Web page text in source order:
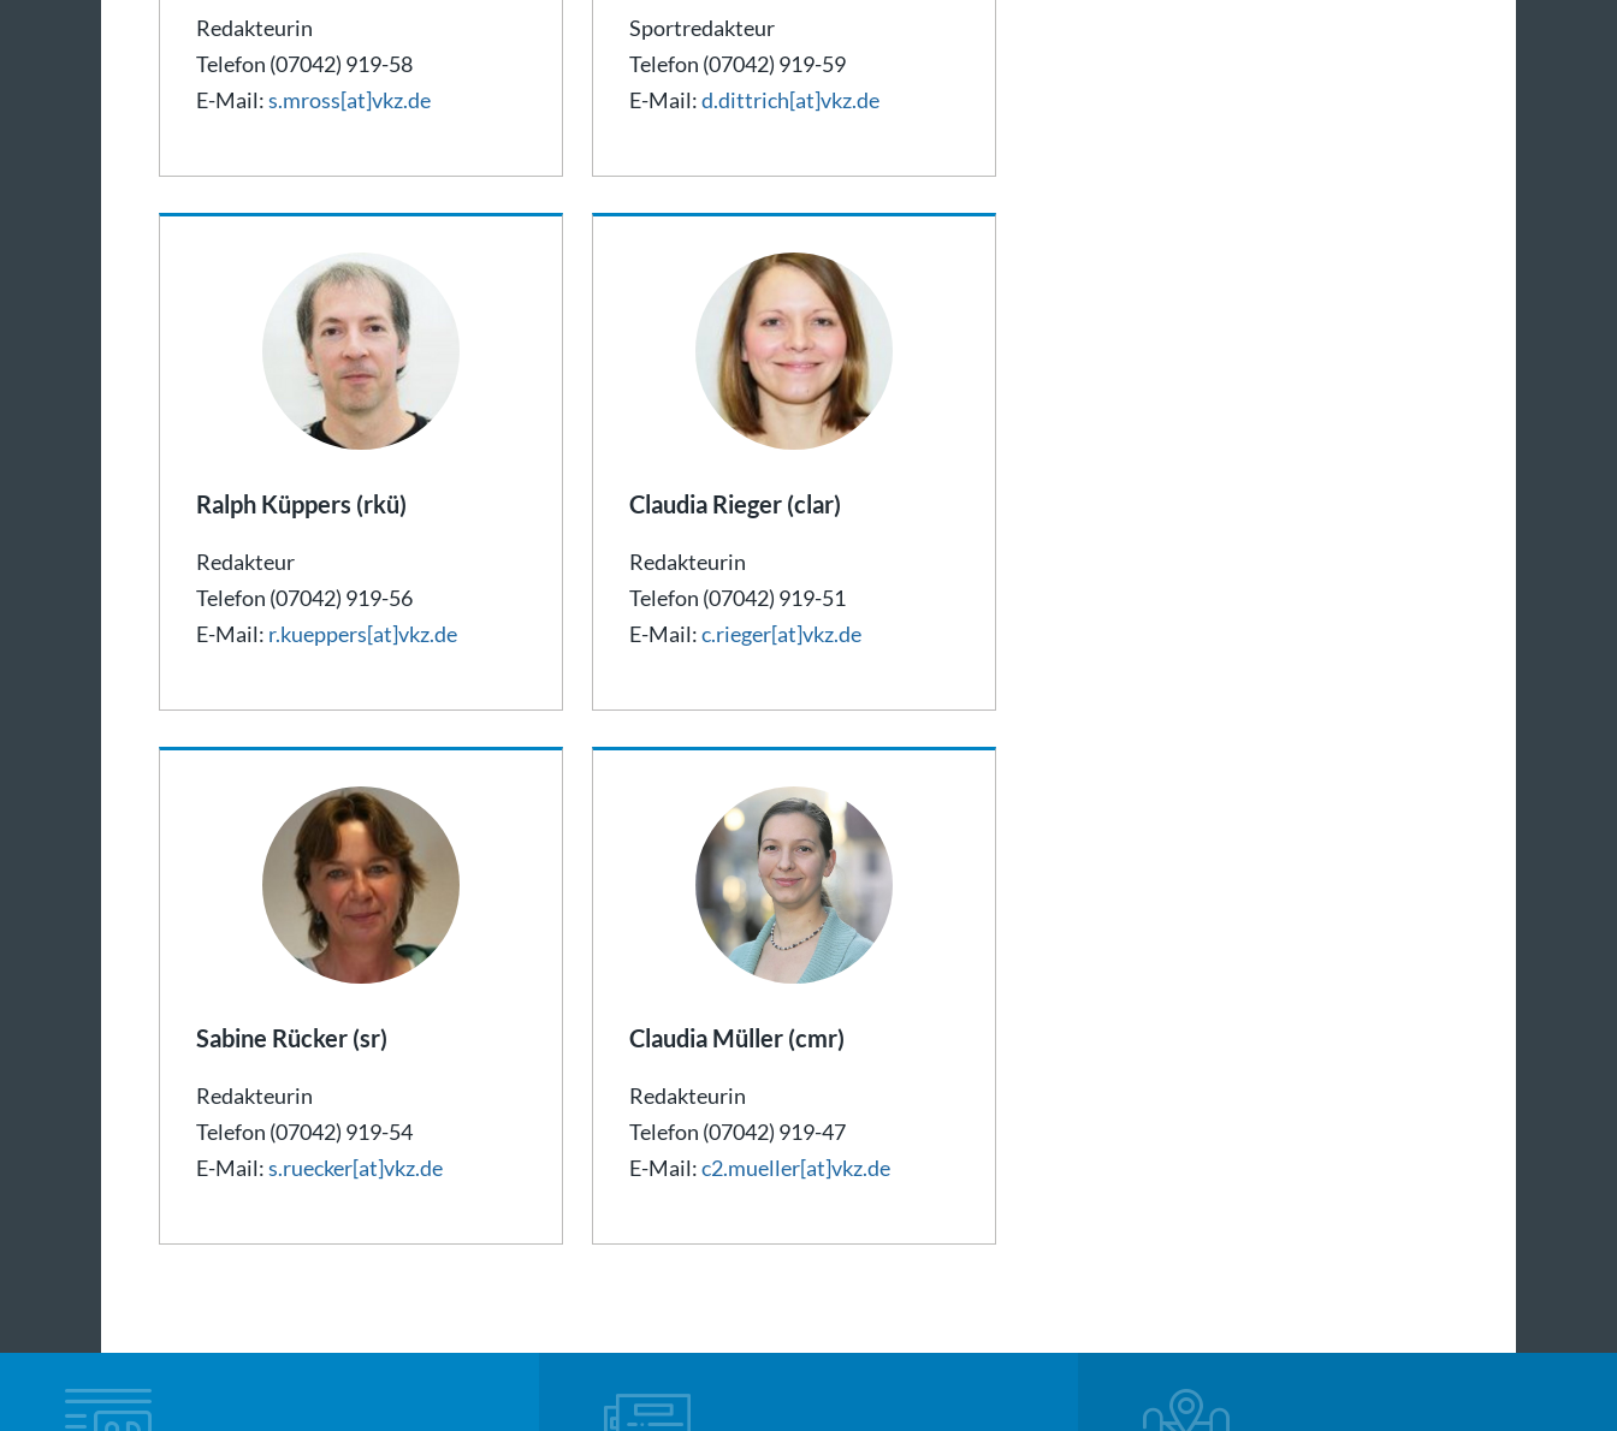
Redakteurin
Telefon (07042) 919-58
E-Mail:s.mross[at]vkz.de
Sportredakteur
Telefon (07042) 919-59
E-Mail:d.dittrich[at]vkz.de
Ralph Küppers (rkü)
Redakteur
Telefon (07042) 919-56
E-Mail: r.kueppers[at]vkz.de
Claudia Rieger (clar)
Redakteurin
Telefon (07042) 919-51
E-Mail:c.rieger[at]vkz.de
Sabine Rücker (sr)
Redakteurin
Telefon (07042) 919-54
E-Mail:s.ruecker[at]vkz.de
Claudia Müller (cmr)
Redakteurin
Telefon (07042) 919-47
E-Mail:c2.mueller[at]vkz.de